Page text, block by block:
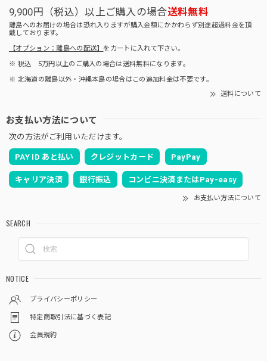
9,900円（税込）以上ご購入の場合送料無料
離島へのお届けの場合は恐れ入りますが購入金額にかかわらず別途超過料金を頂
戴しております。
【オプション：離島への配送】 をカートに入れて下さい。
※ 税込 5万円以上のご購入の場合は送料無料になります。
※ 北海道の離島以外・沖縄本島の場合はこの追加料金は不要です。
送料について
お支払い方法について
次の方法がご利用いただけます。
PAY ID あと払い クレジットカード PayPay
キャリア決済 銀行振込 コンビニ決済またはPay-easy
お支払い方法について
SEARCH
NOTICE
プライバシーポリシー
特定商取引法に基づく表記
会員規約